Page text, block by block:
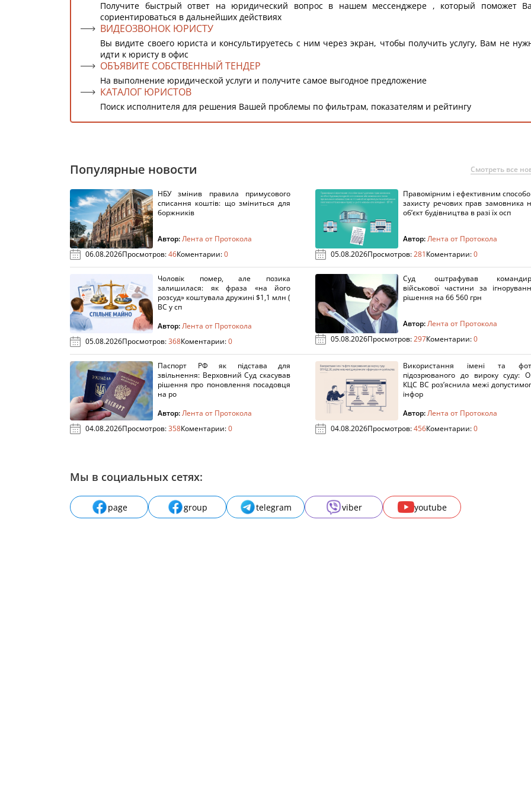
Получите быстрый ответ на юридический вопрос в нашем мессенджере , который поможет
сориентироваться в дальнейших действиях
ВИДЕОЗВОНОК ЮРИСТУ
Вы видите своего юриста и консультируетесь с ним через экран, чтобы получить услугу, Вам не
идти к юристу в офис
ОБЪЯВИТЕ СОБСТВЕННЫЙ ТЕНДЕР
На выполнение юридической услуги и получите самое выгодное предложение
КАТАЛОГ ЮРИСТОВ
Поиск исполнителя для решения Вашей проблемы по фильтрам, показателям и рейтингу
Популярные новости Смотреть все
НБУ змінив правила примусового
списання коштів: що зміниться для
боржників
Автор:Лента от Протокола
06.08.2026Просмотров:46Коментарии:0
Правомірним і ефективним
захисту речових прав замовника
об’єкт будівництва в разі їх осп
Автор:Лента от Протокола
05.08.2026Просмотров:281Коментарии:0
Чоловік помер, але позика
залишилася: як фраза «на його
розсуд» коштувала дружині $1,1 млн (
ВС у сп
Автор:Лента от Протокола
05.08.2026Просмотров:368Коментарии:0
Суд оштрафував
військової частини за
рішення на 66 560 грн
Автор:Лента от Протокола
05.08.2026Просмотров:297Коментарии:0
Паспорт РФ як підстава для
звільнення: Верховний Суд скасував
рішення про поновлення посадовця
на ро
Автор:Лента от Протокола
04.08.2026Просмотров:358Коментарии:0
Використання імені та
підозрюваного до вироку суду:
КЦС ВС роз’яснила межі
інфор
Автор:Лента от Протокола
04.08.2026Просмотров:456Коментарии:0
Мы в социальных сетях:
page group telegram viber youtube